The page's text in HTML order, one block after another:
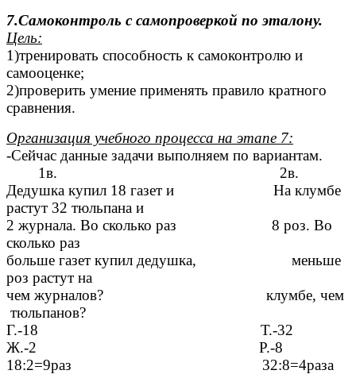
7.Самоконтроль с самопроверкой по эталону.
Цель:
1)тренировать способность к самоконтролю и
самооценке;
2)проверить умение применять правило кратного
сравнения.
Организация учебного процесса на этапе 7:
-Сейчас данные задачи выполняем по вариантам.
1в. 2в.
Дедушка купил 18 газет и На клумбе
растут 32 тюльпана и
2 журнала. Во сколько раз 8 роз. Во
сколько раз
больше газет купил дедушка, меньше
роз растут на
чем журналов? клумбе, чем
тюльпанов?
Г.-18 Т.-32
Ж.-2 Р.-8
18:2=9раз 32:8=4раза